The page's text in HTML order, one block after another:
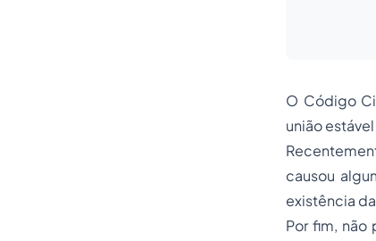
O Código
união
causou
existência
Por fim, não